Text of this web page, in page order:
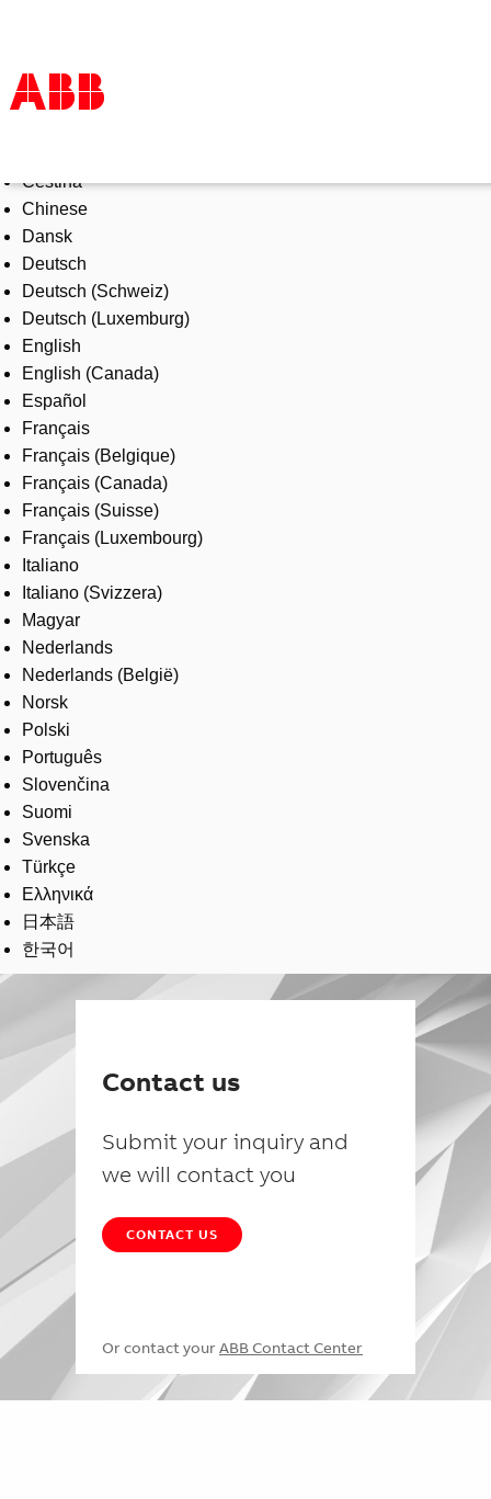
Products & Solutions
Industries
Services
About us
Where to buy
Contact us
Careers
Čeština
Chinese
Dansk
Deutsch
Deutsch (Schweiz)
Deutsch (Luxemburg)
English
English (Canada)
Español
Français
Français (Belgique)
Français (Canada)
Français (Suisse)
Français (Luxembourg)
Italiano
Italiano (Svizzera)
Magyar
Nederlands
Nederlands (België)
Norsk
Polski
Português
Slovenčina
Suomi
Svenska
Türkçe
Ελληνικά
日本語
한국어
Contact us
Submit your inquiry and
we will contact you
CONTACT US
Or contact your ABB Contact Center